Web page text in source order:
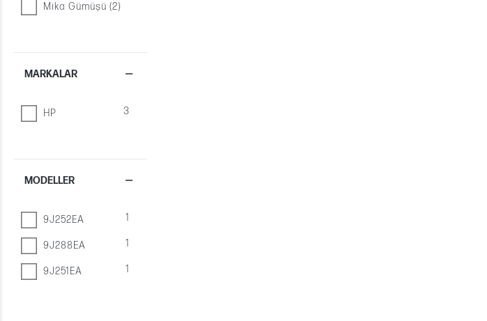
Mika Gümüşü (2)
MARKALAR
HP 3
MODELLER
9J252EA 1
9J288EA 1
9J251EA 1